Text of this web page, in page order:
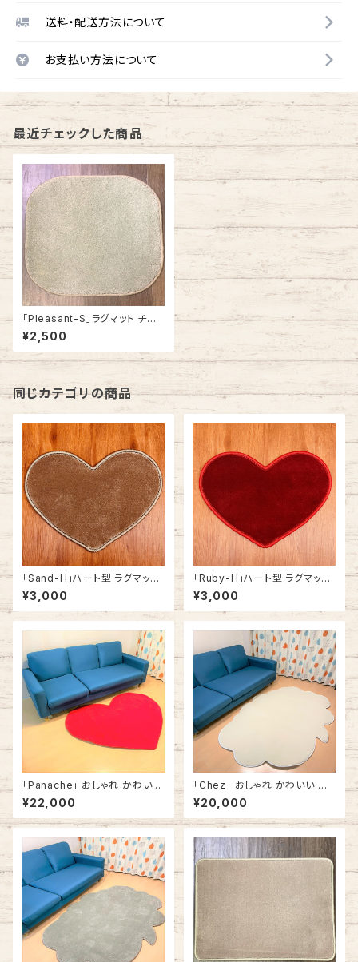
送料・配送方法について
お支払い方法について
最近チェックした商品
「Pleasant-S」ラグマット チェ
アパッド カーペット おしゃれ 正
方形 角型 アメリカ製
¥2,500
同じカテゴリの商品
「Sand-H」ハート型 ラグマット
ミニサイズ おしゃれ かわいい
ハート 30cm x 40cm
¥3,000
「Ruby-H」ハート型 ラグマット
ミニサイズ おしゃれ かわいい
ハート 30cm x 40cm
¥3,000
「Panache」 おしゃれ かわいい
ラグカーペット ラグマット ハート
型 ハートマーク 赤 #357 140c
m x 140cm
¥22,000
「Chez」 おしゃれ かわいい ラ
グカーペット ラグマット ふきだし
型 雲形 140cm x 180cm ホワ
イト
¥20,000